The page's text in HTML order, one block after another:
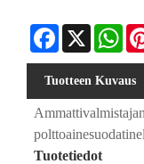
Facebook
X
Tuotteen Kuvaus
Tuotetiedot